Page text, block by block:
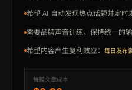
希望 AI 自动发现热点话题并定时
需要品牌声音训练，保持统一的
希望内容产生复利效应：
每日发布
每篇文章成本